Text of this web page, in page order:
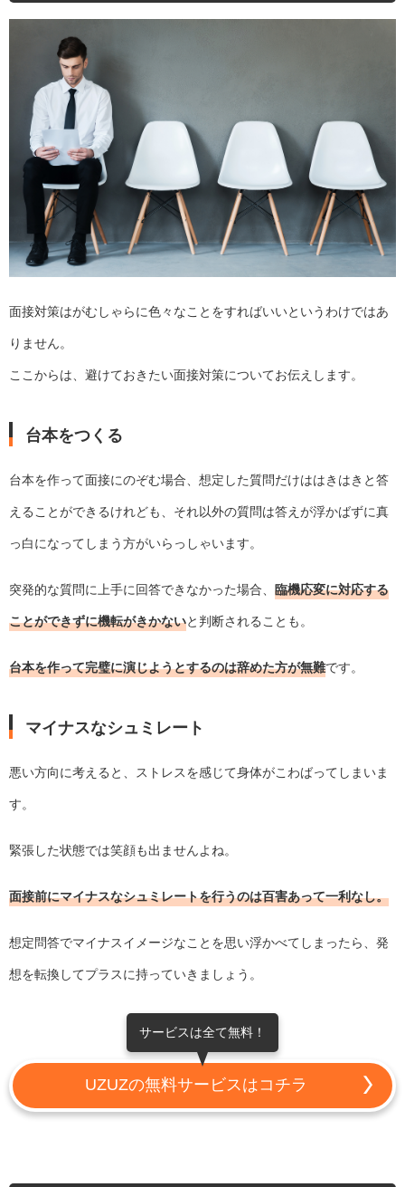
面接対策はがむしゃらに色々なことをすればいいというわけではあ
りません。
ここからは、避けておきたい面接対策についてお伝えします。
台本をつくる
台本を作って面接にのぞむ場合、想定した質問だけははきはきと答
えることができるけれども、それ以外の質問は答えが浮かばずに真
っ白になってしまう方がいらっしゃいます。
突発的な質問に上手に回答できなかった場合、 臨機応変に対応する
ことができずに機転がきかないと判断されることも。
台本を作って完璧に演じようとするのは辞めた方が無難です。
マイナスなシュミレート
悪い方向に考えると、ストレスを感じて身体がこわばってしまいま
す。
緊張した状態では笑顔も出ませんよね。
面接前にマイナスなシュミレートを行うのは百害あって一利なし。
想定問答でマイナスイメージなことを思い浮かべてしまったら、発
想を転換してプラスに持っていきましょう。
サービスは全て無料！
UZUZの無料サービスはコチラ